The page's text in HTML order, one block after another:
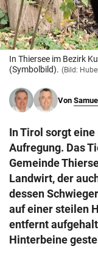
© Krone Multimedia
Muthgasse 2, 1190
In Thiersee im Bezirk
(Symbolbild). (Bild:
Von
In Tirol sorgt
Aufregung. Das
Gemeinde
Landwirt, der
dessen
auf einer steilen
entfernt
Hinterbeine